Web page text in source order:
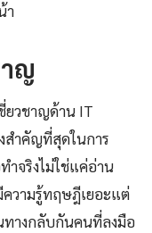
า
ญ
ยวชาญด้าน IT
สำคัญที่สุดในการ
ำจริงไม่ใช่แค่อ่าน
วามรู้ทฤษฎีเยอะแต่
ทางกลับกันคนที่ลงมือ